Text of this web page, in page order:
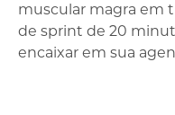
muscular magra em
de sprint de 20
encaixar em sua